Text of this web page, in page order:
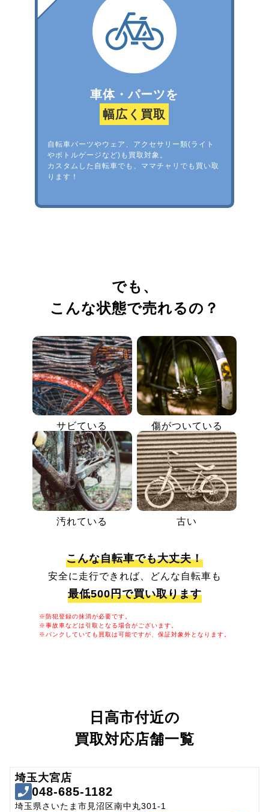
車体・パーツを
幅広く買取
自転車パーツやウェア、アクセサリー類(ライト
やボトルゲージなど)も買取対象。
カスタムした自転車でも、ママチャリでも買い取
ります！
でも、
こんな状態で売れるの？
サビている 傷がついている
汚れている 古い
こんな自転車でも大丈夫！
安全に走行できれば、どんな自転車も
最低500円で買い取ります
※防犯登録の抹消が必要です。
※事故車などは引取となる場合がございます。
※パンクしていても買取は可能ですが、保証対象外となります。
日高市付近の
買取対応店舗一覧
埼玉大宮店
048-685-1182
埼玉県さいたま市見沼区南中丸301-1